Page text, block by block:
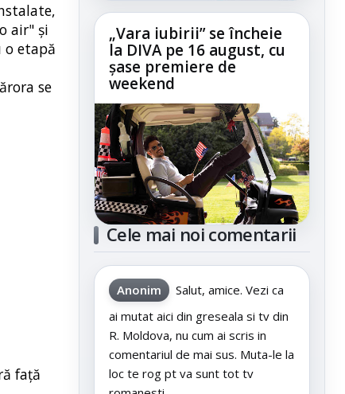
air" şi
o etapă
se
faţă
„Vara iubirii” se încheie
la DIVA pe 16 august, cu
șase premiere de
weekend
Cele mai noi comentarii
Anonim
Salut, amice. Vezi ca
ai mutat aici din greseala si tv din
R. Moldova, nu cum ai scris in
comentariul de mai sus. Muta-le la
loc te rog pt va sunt tot tv